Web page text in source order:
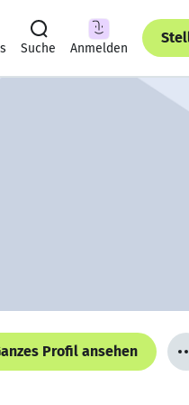
Suche Anmelden
Profil ansehen